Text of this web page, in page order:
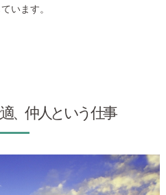
います。
、仲人という仕事